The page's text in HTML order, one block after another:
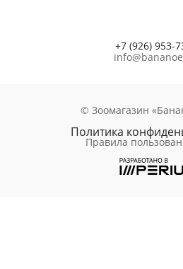
+7 (926) 953-
© Зоомагазин
Политика
Правила